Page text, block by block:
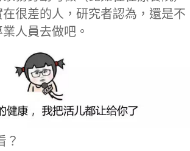
很差的人，研究者認為，還是不
人員去做吧。
？